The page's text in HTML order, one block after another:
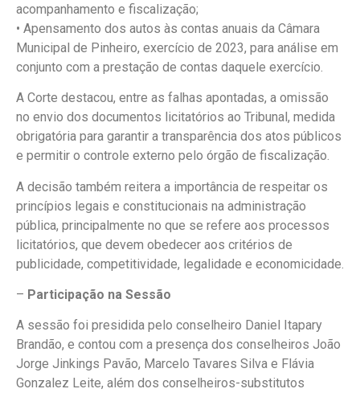
acompanhamento e fiscalização;
• Apensamento dos autos às contas anuais da Câmara
Municipal de Pinheiro, exercício de 2023, para análise em
conjunto com a prestação de contas daquele exercício.
A Corte destacou, entre as falhas apontadas, a omissão
no envio dos documentos licitatórios ao Tribunal, medida
obrigatória para garantir a transparência dos atos públicos
e permitir o controle externo pelo órgão de fiscalização.
A decisão também reitera a importância de respeitar os
princípios legais e constitucionais na administração
pública, principalmente no que se refere aos processos
licitatórios, que devem obedecer aos critérios de
publicidade, competitividade, legalidade e economicidade.
– Participação na Sessão
A sessão foi presidida pelo conselheiro Daniel Itapary
Brandão, e contou com a presença dos conselheiros João
Jorge Jinkings Pavão, Marcelo Tavares Silva e Flávia
Gonzalez Leite, além dos conselheiros-substitutos